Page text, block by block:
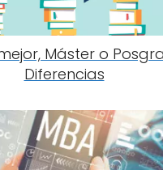
Máster o
Diferencias